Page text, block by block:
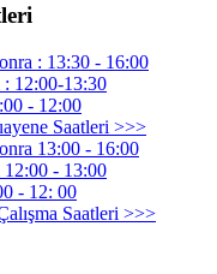
: 13:30 - 16:00
: 12:00-13:30
- 12:00
Saatleri >>>
13:00 - 16:00
12:00 - 13:00
- 12: 00
Saatleri >>>